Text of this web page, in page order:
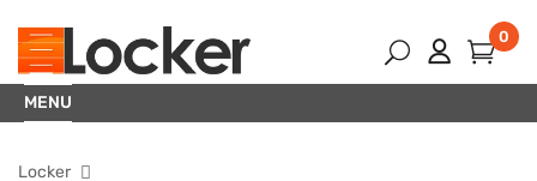
0
MENU
Locker